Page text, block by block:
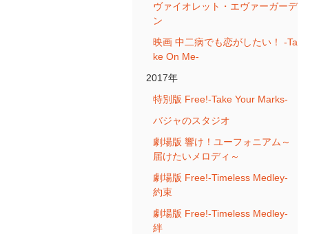
ヴァイオレット・エヴァーガーデ
ン
映画 中二病でも恋がしたい！ -Ta
ke On Me-
2017年
特別版 Free!-Take Your Marks-
バジャのスタジオ
劇場版 響け！ユーフォニアム～
届けたいメロディ～
劇場版 Free!-Timeless Medley-
約束
劇場版 Free!-Timeless Medley-
絆